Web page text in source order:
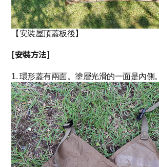
【安裝屋頂蓋板後】
[安裝方法]
1. 環形蓋有兩面。塗層光滑的一面是內側。